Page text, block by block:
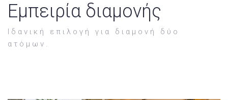
Εμπειρία διαμονής
Ιδανική επιλογή για διαμονή δύο
ατόμων.